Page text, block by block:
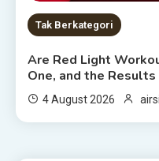
Tak Berkategori
Are Red Light
One, and the
4 August 2026